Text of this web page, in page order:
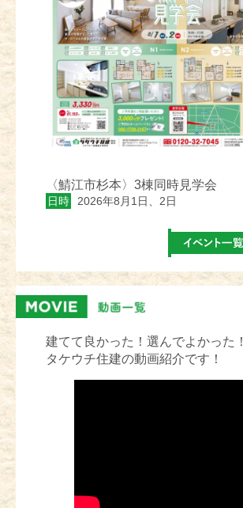
〈鯖江市杉本〉3棟同時見学会
日時 2026年8月1日、2日
建てて良かった！選んでよかった！
タケウチ住建の動画紹介です！